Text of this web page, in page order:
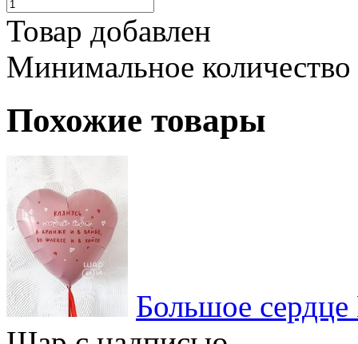
Товар добавлен
Минимальное
Похожие товары
Большое